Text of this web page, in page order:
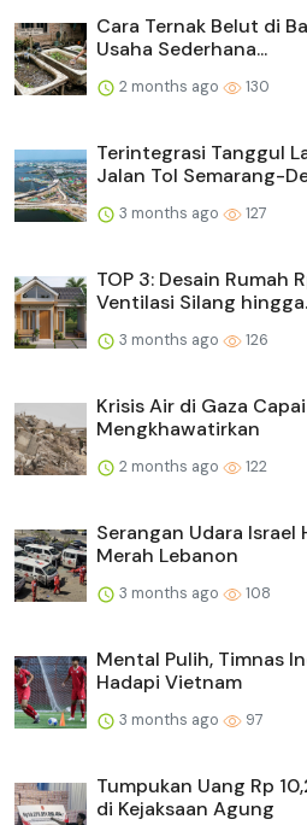
Cara Ternak Belut di
Usaha Sederhana...
2 months ago 130
Terintegrasi Tanggul
Jalan Tol Semarang-
3 months ago 127
TOP 3: Desain Rumah
Ventilasi Silang
3 months ago 126
Krisis Air di Gaza
Mengkhawatirkan
2 months ago 122
Serangan Udara Israel
Merah Lebanon
3 months ago 108
Mental Pulih, Timnas
Hadapi Vietnam
3 months ago 97
Tumpukan Uang Rp
di Kejaksaan Agung